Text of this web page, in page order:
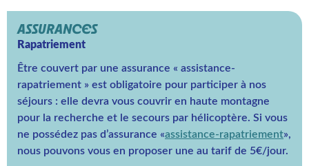
ASSURANCES
Rapatriement
Être couvert par une assurance « assistance-
rapatriement » est obligatoire pour participer à nos
séjours : elle devra vous couvrir en haute montagne
pour la recherche et le secours par hélicoptère. Si vous
ne possédez pas d’assurance «assistance-rapatriement»,
nous pouvons vous en proposer une au tarif de 5€/jour.